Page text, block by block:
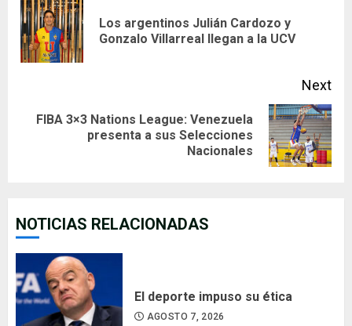
ReadingLos argentinos Julián Cardozo y
Gonzalo Villarreal llegan a la UCV
Next
FIBA 3×3 Nations League: Venezuela
presenta a sus Selecciones
Nacionales
NOTICIAS RELACIONADAS
El deporte impuso su ética
AGOSTO 7, 2026